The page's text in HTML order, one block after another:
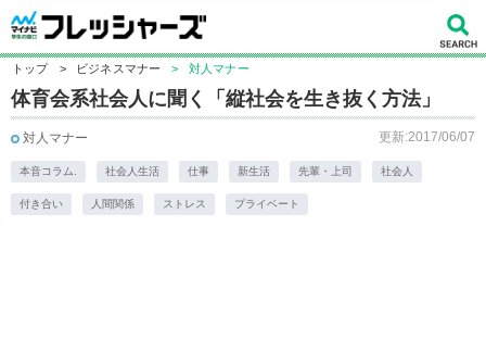
トップ > ビジネスマナー > 対人マナー
体育会系社会人に聞く「縦社会を生き抜く方法」
対人マナー 更新:2017/06/07
本音コラム. 社会人生活 仕事 新生活 先輩・上司 社会人
付き合い 人間関係 ストレス プライベート